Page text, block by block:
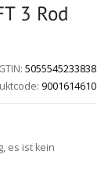
3 Rod
GTIN: 5055545233838
9001614610
es ist kein